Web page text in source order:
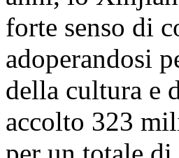
forte senso di
adoperandosi
della cultura e
accolto 323